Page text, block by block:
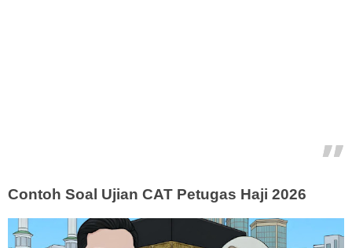
Contoh Soal Ujian CAT Petugas Haji 2026